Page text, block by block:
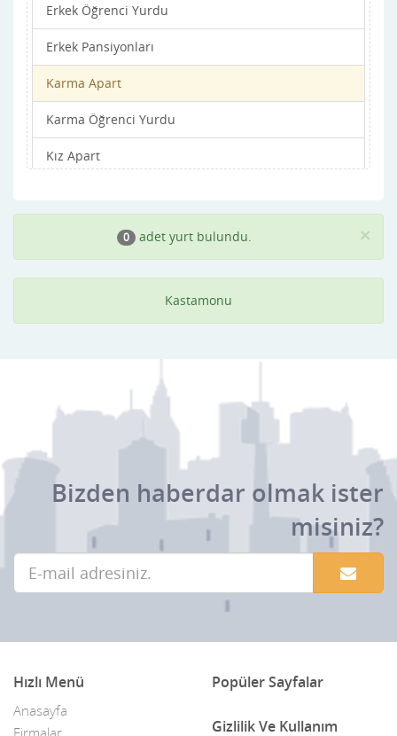
inebolu
Küre
Merkez
Pınarbaşı
Şenpazar
Erkek Öğrenci Yurdu
Erkek Pansiyonları
Karma Apart
Karma Öğrenci Yurdu
Kız Apart
Kız Pansiyonları ×
0 adet yurt bulundu.
Kastamonu
Bizden haberdar olmak ister
misiniz?
Hızlı Menü
Anasayfa
Popüler Sayfalar
Gizlilik Ve Kullanım